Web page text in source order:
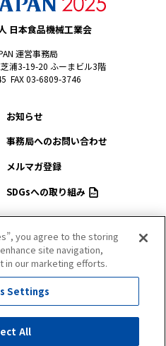
日本食品機械工業会
運営事務局
浦3-19-20 ふーまビル3階
FAX 03-6809-3746
お知らせ
事務局へのお問い合わせ
メルマガ登録
SDGsへの取り組み
プライバシーポリシー
サイトマップ
you agree to the storing
site navigation,
in our marketing efforts.
Settings
All